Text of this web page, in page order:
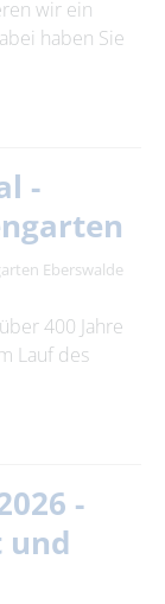
wir ein
haben Sie
-
Eberswalde
400 Jahre
Lauf des
-
und